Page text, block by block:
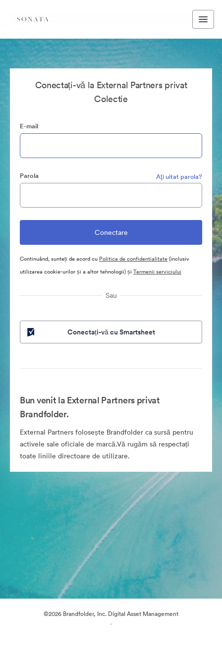
Conectați-vă la External Partners privat
Colectie
E-mail
Parola Aţi uitat parola?
Continuând, sunteți de acord cu Politica de confidentialitate(inclusiv
utilizarea cookie-urilor și a altor tehnologii) și Termenii serviciului
Sau
Conectați-vă cu Smartsheet
Bun venit la External Partners privat
Brandfolder.
External Partners folosește Brandfolder ca sursă pentru
activele sale oficiale de marcă.Vă rugăm să respectați
toate liniile directoare de utilizare.
©2026 Brandfolder, Inc. Digital Asset Management
·